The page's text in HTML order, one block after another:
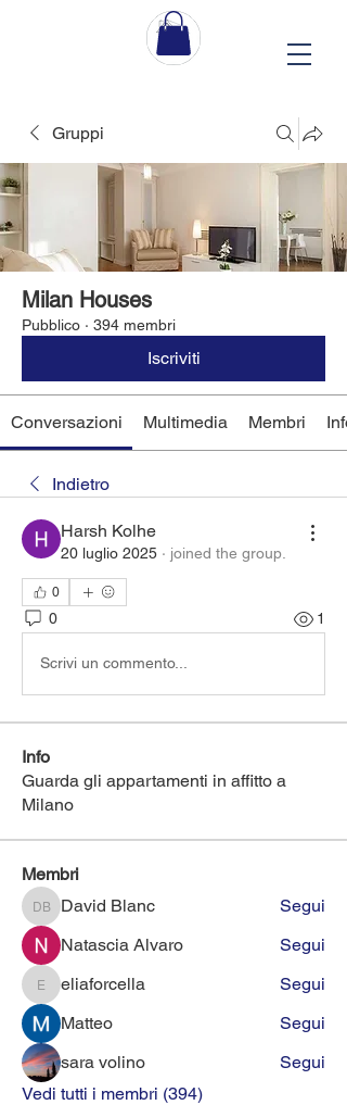
Gruppi
Milan Houses
Pubblico · 394 membri
Iscriviti
Conversazioni Multimedia Membri Info
Indietro
Harsh Kolhe
20 luglio 2025 · joined the group.
0
0 1
Scrivi un commento...
Info
Guarda gli appartamenti in affitto a
Milano
Membri
David Blanc
David Blanc
Segui
Natascia Alvaro
Segui
eliaforcella
eliaforcella
Segui
Matteo
Segui
sara volino
Segui
Vedi tutti i membri (394)